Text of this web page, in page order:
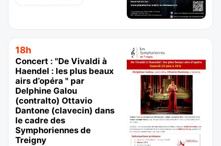
18h
Concert : "De Vivaldi à
Haendel : les plus beaux
airs d’opéra " par
Delphine Galou
(contralto) Ottavio
Dantone (clavecin) dans
le cadre des
Symphoriennes de
Treigny